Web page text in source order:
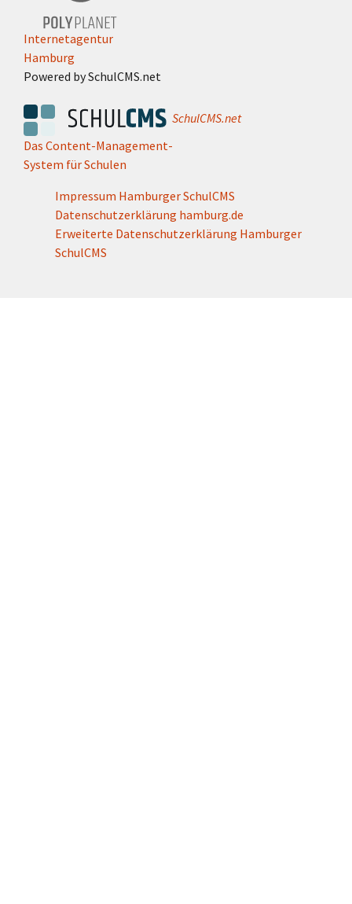
Internetagentur
Hamburg
Powered by SchulCMS.net
SchulCMS.net
Das Content-Management-
System für Schulen
Impressum Hamburger SchulCMS
Datenschutzerklärung hamburg.de
Erweiterte Datenschutzerklärung Hamburger
SchulCMS